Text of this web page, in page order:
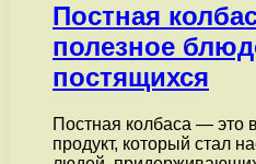
Постная
полезное
постящихся
Постная колбаса — это
продукт, который стал